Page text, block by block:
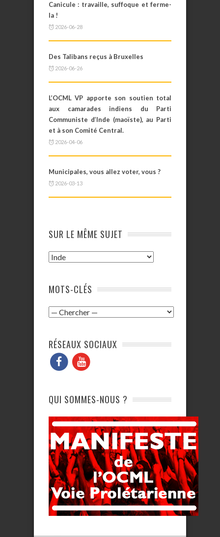
Canicule : travaille, suffoque et ferme-
la !
2026-06-28
Des Talibans reçus à Bruxelles
2026-06-26
L’OCML VP apporte son soutien total
aux camarades indiens du Parti
Communiste d’Inde (maoïste), au Parti
et à son Comité Central.
2026-04-06
Municipales, vous allez voter, vous ?
2026-03-13
SUR LE MÊME SUJET
MOTS-CLÉS
RÉSEAUX SOCIAUX
QUI SOMMES-NOUS ?